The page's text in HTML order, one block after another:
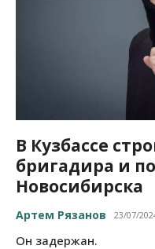
В Кузбассе
бригадира и
Новосибирска
Артем Рязанов 23/07/
Он задержан.